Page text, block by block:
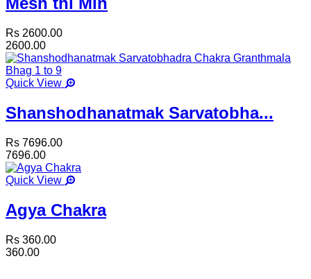
Rs 2600.00
2600.00
Quick View
Shanshodhanatmak Sarvatobha...
Rs 7696.00
7696.00
Quick View
Agya Chakra
Rs 360.00
360.00